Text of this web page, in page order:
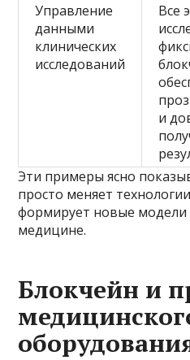
Управление
данными
клинических
исследований
Все
и
Эти примеры ясно
просто меняет
формирует новые модели
медицине.
Блокчейн и